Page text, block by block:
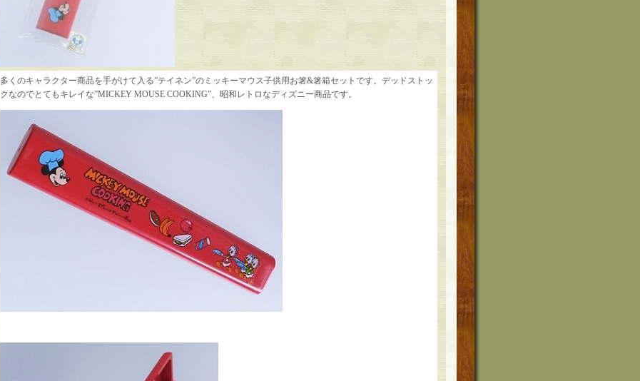
多くのキャラクター商品を手がけて入る”テイネン”のミッキーマウス子供用お箸&箸箱セットです。デッドストッ
クなのでとてもキレイな”MICKEY MOUSE COOKING”、昭和レトロなディズニー商品です。